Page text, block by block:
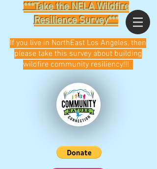
***Take the NELA Wildfire
Resilience Survey***
If you live in NorthEast Los Angeles, then
please take this survey about building
wildfire community resiliency!!!